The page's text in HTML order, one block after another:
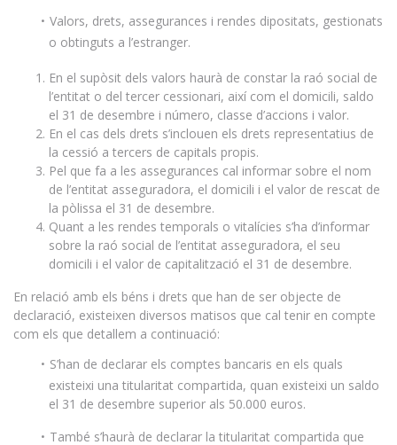
Valors, drets, assegurances i rendes dipositats, gestionats
o obtinguts a l’estranger.
En el supòsit dels valors haurà de constar la raó social de
l’entitat o del tercer cessionari, així com el domicili, saldo
el 31 de desembre i número, classe d’accions i valor.
En el cas dels drets s’inclouen els drets representatius de
la cessió a tercers de capitals propis.
Pel que fa a les assegurances cal informar sobre el nom
de l’entitat asseguradora, el domicili i el valor de rescat de
la pòlissa el 31 de desembre.
Quant a les rendes temporals o vitalícies s’ha d’informar
sobre la raó social de l’entitat asseguradora, el seu
domicili i el valor de capitalització el 31 de desembre.
En relació amb els béns i drets que han de ser objecte de
declaració, existeixen diversos matisos que cal tenir en compte
com els que detallem a continuació:
S’han de declarar els comptes bancaris en els quals
existeixi una titularitat compartida, quan existeixi un saldo
el 31 de desembre superior als 50.000 euros.
També s’haurà de declarar la titularitat compartida que